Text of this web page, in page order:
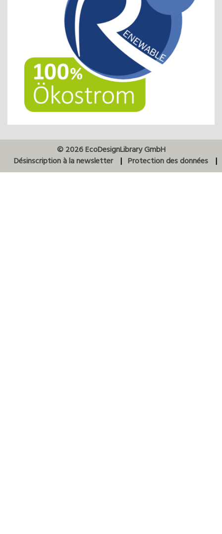
© 2026 EcoDesignLibrary GmbH
Désinscription à la newsletter
Protection des données